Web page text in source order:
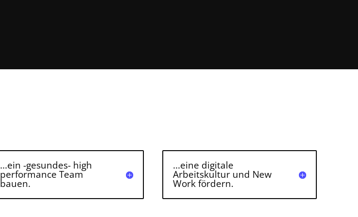
...ein -gesundes- high
performance Team
bauen.
...eine digitale
Arbeitskultur und New
Work fördern.